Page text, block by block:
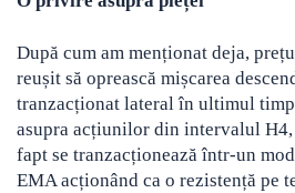
După cum am menționat deja,
reușit să oprească mișcarea
tranzacționat lateral în ultimul
asupra acțiunilor din intervalul H4,
fapt se tranzacționează într-un
EMA acționând ca o rezistență pe